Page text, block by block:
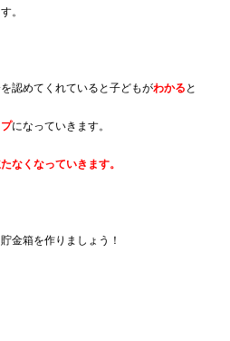
。
認めてくれていると子どもがわかる と
になっていきます。
なくなっていきます。
金箱を作りましょう！